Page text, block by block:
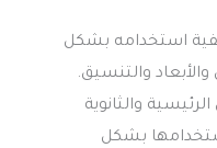
استخدامه بشكل
والتنسيق.
الرئيسية والثانوية
بشكل